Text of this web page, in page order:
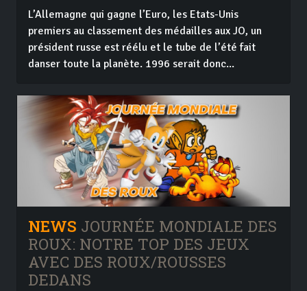
L’Allemagne qui gagne l’Euro, les Etats-Unis
premiers au classement des médailles aux JO, un
président russe est réélu et le tube de l’été fait
danser toute la planète. 1996 serait donc...
NEWS JOURNÉE MONDIALE DES
ROUX: NOTRE TOP DES JEUX
AVEC DES ROUX/ROUSSES
DEDANS